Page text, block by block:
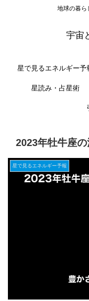
地球の暮ら
宇宙
星で見るエネルギー予
星読み・占星術
2023年牡牛座
星で見るエネルギー予報